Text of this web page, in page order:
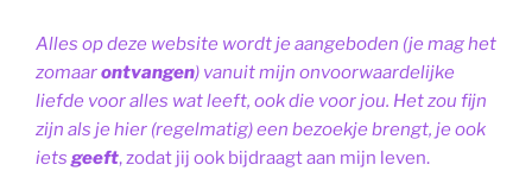
Alles op deze website wordt je aangeboden (je mag het
zomaarontvangen) vanuit mijn onvoorwaardelijke
liefde voor alles wat leeft, ook die voor jou. Het zou fijn
zijn als je hier (regelmatig) een bezoekje brengt, je ook
iets geeft, zodat jij ook bijdraagt aan mijn leven.